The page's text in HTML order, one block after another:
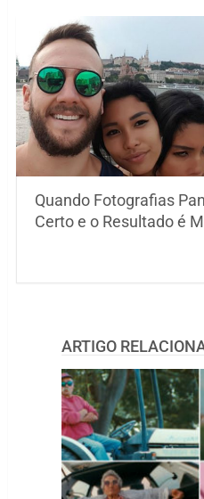
Quando Fotografias
Certo e o Resultado é
ARTIGO